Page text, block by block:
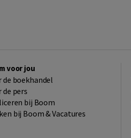
voor jou
de boekhandel
de pers
bij Boom
bij Boom & Vacatures